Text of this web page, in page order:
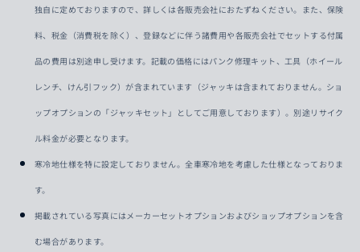
独自に定めておりますので、詳しくは各販売会社におたずねください。また、保険
料、税金（消費税を除く）、登録などに伴う諸費用や各販売会社でセットする付属
品の費用は別途申し受けます。記載の価格にはパンク修理キット、工具（ホイール
レンチ、けん引フック）が含まれています（ジャッキは含まれておりません。ショ
ップオプションの「ジャッキセット」としてご用意しております）。別途リサイク
ル料金が必要となります。
寒冷地仕様を特に設定しておりません。全車寒冷地を考慮した仕様となっておりま
す。
掲載されている写真にはメーカーセットオプションおよびショップオプションを含
む場合があります。